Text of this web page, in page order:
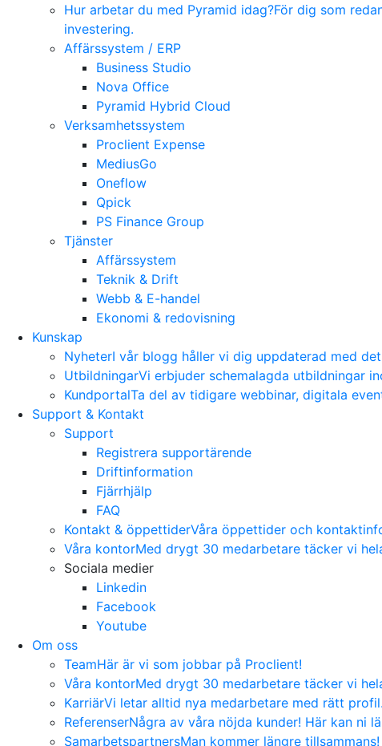
Hur arbetar du med Pyramid idag?För dig som
investering.
Affärssystem / ERP
Business Studio
Nova Office
Pyramid Hybrid Cloud
Verksamhetssystem
Proclient Expense
MediusGo
Oneflow
Qpick
PS Finance Group
Tjänster
Affärssystem
Teknik & Drift
Webb & E-handel
Ekonomi & redovisning
Kunskap
NyheterI vår blogg håller vi dig uppdaterad med
UtbildningarVi erbjuder schemalagda utbildningar
KundportalTa del av tidigare webbinar, digitala
Support & Kontakt
Support
Registrera supportärende
Driftinformation
Fjärrhjälp
FAQ
Kontakt & öppettiderVåra öppettider och
Våra kontorMed drygt 30 medarbetare täcker vi
Sociala medier
Linkedin
Facebook
Youtube
Om oss
TeamHär är vi som jobbar på Proclient!
Våra kontorMed drygt 30 medarbetare täcker vi
KarriärVi letar alltid nya medarbetare med rätt
ReferenserNågra av våra nöjda kunder! Här kan ni
SamarbetspartnersMan kommer längre